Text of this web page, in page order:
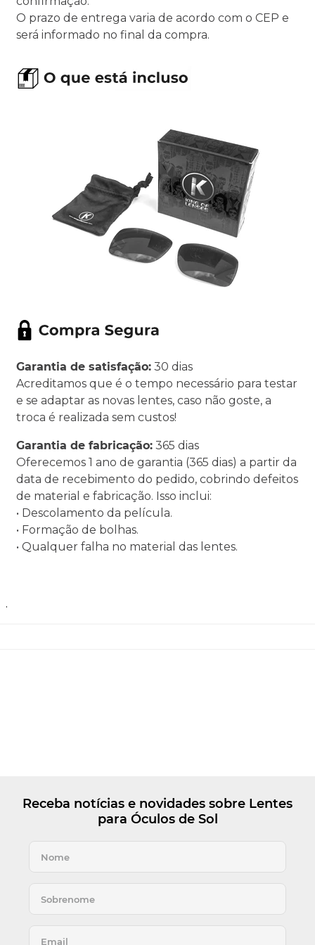
O prazo de entrega varia de acordo com o CEP e
será informado no final da compra.
Garantia de satisfação: 30 dias
Acreditamos que é o tempo necessário para testar
e se adaptar as novas lentes, caso não goste, a
troca é realizada sem custos!
Garantia de fabricação: 365 dias
Oferecemos 1 ano de garantia (365 dias) a partir da
data de recebimento do pedido, cobrindo defeitos
de material e fabricação. Isso inclui:
• Descolamento da película.
• Formação de bolhas.
• Qualquer falha no material das lentes.
.
Receba notícias e novidades sobre Lentes
para Óculos de Sol